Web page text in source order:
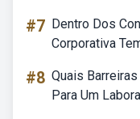
#7 Dentro Dos
Corporativa
#8 Quais
Para Um